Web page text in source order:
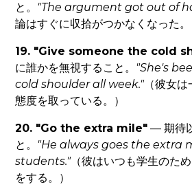
と。 "The argument got out of
論はすぐに収拾がつかなくなった。
19. "Give someone the cold
に誰かを無視すること。 "She's
cold shoulder all week."（彼女は
態度を取っている。）
20. "Go the extra mile" — 期待
と。 "He always goes the extra
students."（彼はいつも学生のた
をする。）